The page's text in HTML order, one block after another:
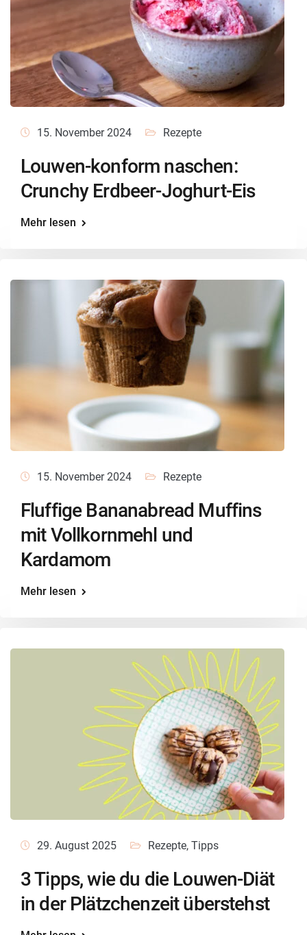
15. November 2024 Rezepte
Louwen-konform naschen:
Crunchy Erdbeer-Joghurt-Eis
Mehr lesen
15. November 2024 Rezepte
Fluffige Bananabread Muffins
mit Vollkornmehl und
Kardamom
Mehr lesen
29. August 2025 Rezepte, Tipps
3 Tipps, wie du die Louwen-Diät
in der Plätzchenzeit überstehst